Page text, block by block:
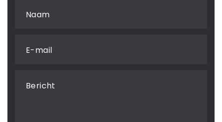
Naam
E-mail
Bericht